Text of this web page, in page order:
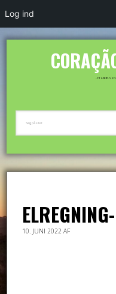
Log ind
- ET
10. JUNI 2022 AF